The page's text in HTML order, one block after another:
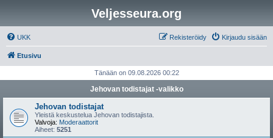
Veljesseura.org
UKK Kirjaudu sisään
Rekisteröidy
Etusivu
Tänään on 09.08.2026 00:22
Jehovan todistajat -valikko
Jehovan todistajat
Yleistä keskustelua Jehovan todistajista.
Valvoja: Moderaattorit
Aiheet: 5251